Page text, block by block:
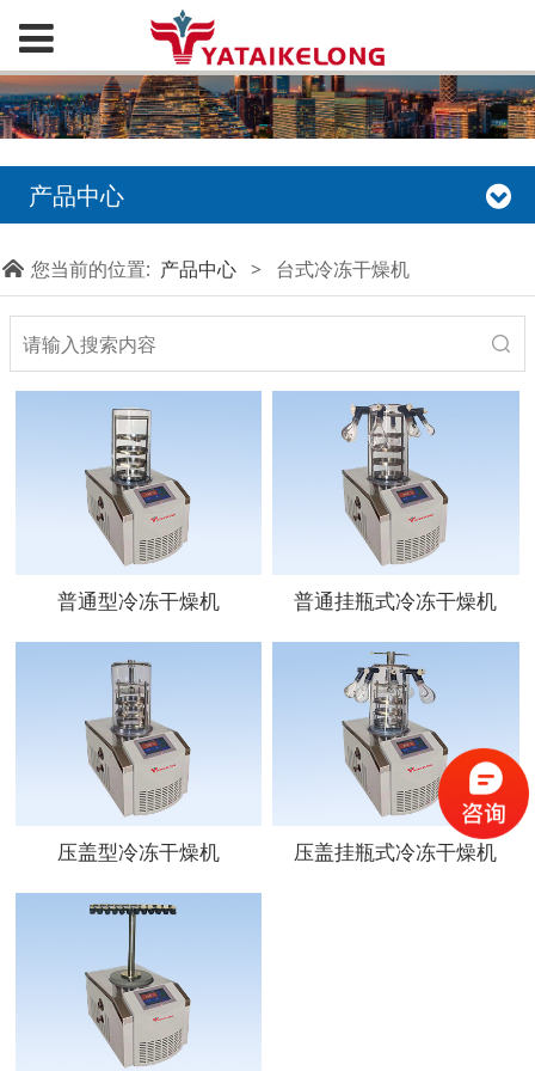
产品中心
您当前的位置: 产品中心 > 台式冷冻干燥机
普通型冷冻干燥机 普通挂瓶式冷冻干燥机
压盖型冷冻干燥机 压盖挂瓶式冷冻干燥机